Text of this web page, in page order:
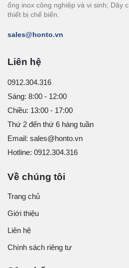
ống inox công nghiệp và vi sinh; Dây
thiết bị chế biến.
sales@honto.vn
Liên hệ
0912.304.316
Sáng: 8:00 - 12:00
Chiều: 13:00 - 17:00
Thứ 2 đến thứ 6 hàng tuần
Email: sales@honto.vn
Hotline: 0912.304.316
Về chúng tôi
Trang chủ
Giới thiệu
Liên hệ
Chính sách riêng tư